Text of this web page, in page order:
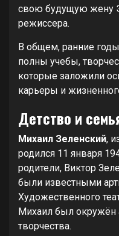
свою будущую жену
режиссера.
В общем, ранние
полны учебы,
которые заложили
карьеры и
Детство и
Михаил Зеленский,
родился 11 января
родители, Виктор
были известными
Художественного
Михаил был окружён
творчества.